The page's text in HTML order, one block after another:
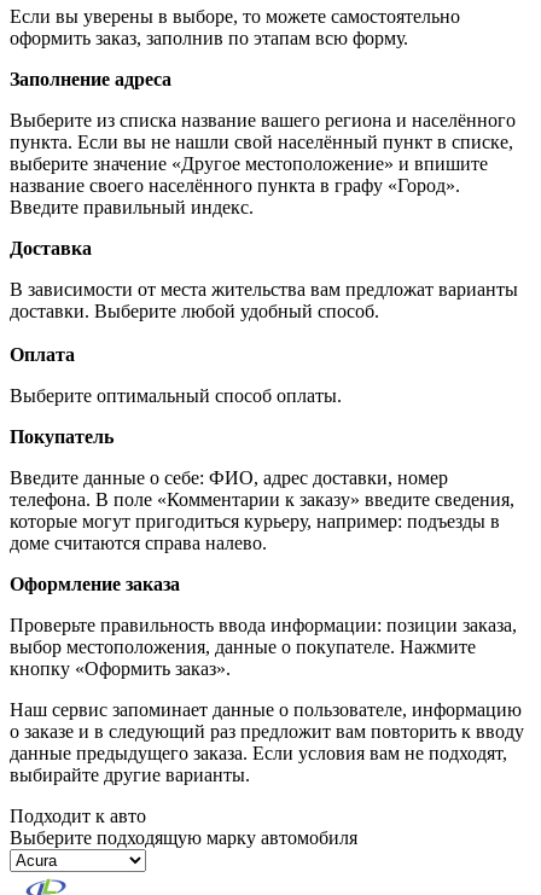
Если вы уверены в выборе, то можете самостоятельно
оформить заказ, заполнив по этапам всю форму.
Заполнение адреса
Выберите из списка название вашего региона и населённого
пункта. Если вы не нашли свой населённый пункт в списке,
выберите значение «Другое местоположение» и впишите
название своего населённого пункта в графу «Город».
Введите правильный индекс.
Доставка
В зависимости от места жительства вам предложат варианты
доставки. Выберите любой удобный способ.
Оплата
Выберите оптимальный способ оплаты.
Покупатель
Введите данные о себе: ФИО, адрес доставки, номер
телефона. В поле «Комментарии к заказу» введите сведения,
которые могут пригодиться курьеру, например: подъезды в
доме считаются справа налево.
Оформление заказа
Проверьте правильность ввода информации: позиции заказа,
выбор местоположения, данные о покупателе. Нажмите
кнопку «Оформить заказ».
Наш сервис запоминает данные о пользователе, информацию
о заказе и в следующий раз предложит вам повторить к вводу
данные предыдущего заказа. Если условия вам не подходят,
выбирайте другие варианты.
Подходит к авто
Выберите подходящую марку автомобиля